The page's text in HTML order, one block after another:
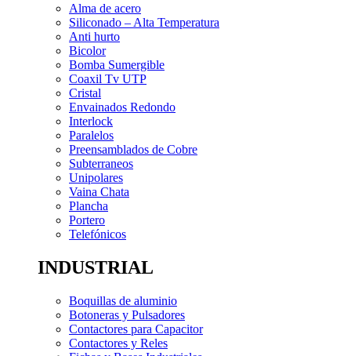
Alma de acero
Siliconado – Alta Temperatura
Anti hurto
Bicolor
Bomba Sumergible
Coaxil Tv UTP
Cristal
Envainados Redondo
Interlock
Paralelos
Preensamblados de Cobre
Subterraneos
Unipolares
Vaina Chata
Plancha
Portero
Telefónicos
INDUSTRIAL
Boquillas de aluminio
Botoneras y Pulsadores
Contactores para Capacitor
Contactores y Reles